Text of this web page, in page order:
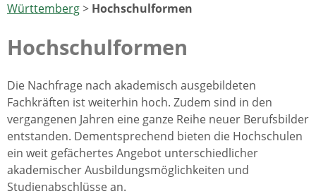
Württemberg> Hochschulformen
Hochschulformen
Die Nachfrage nach akademisch ausgebildeten
Fachkräften ist weiterhin hoch. Zudem sind in den
vergangenen Jahren eine ganze Reihe neuer Berufsbilder
entstanden. Dementsprechend bieten die Hochschulen
ein weit gefächertes Angebot unterschiedlicher
akademischer Ausbildungsmöglichkeiten und
Studienabschlüsse an.